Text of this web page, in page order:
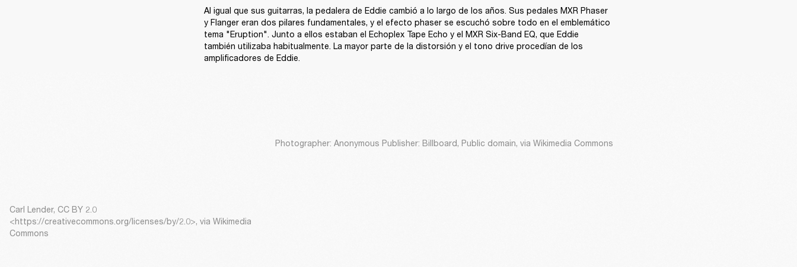
Al igual que sus guitarras, la pedalera de Eddie cambió a lo largo de los años. Sus pedales MXR Phaser
y Flanger eran dos pilares fundamentales, y el efecto phaser se escuchó sobre todo en el emblemático
tema "Eruption". Junto a ellos estaban el Echoplex Tape Echo y el MXR Six-Band EQ, que Eddie
también utilizaba habitualmente. La mayor parte de la distorsión y el tono drive procedían de los
amplificadores de Eddie.
Carl Lender, CC BY 2.0
<https://creativecommons.org/licenses/by/2.0>, via Wikimedia
Commons
Photographer: Anonymous Publisher: Billboard, Public domain, via Wikimedia Commons